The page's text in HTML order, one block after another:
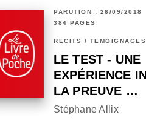
PARUTION : 26/09/2018
384 PAGES
RÉCITS / TÉMOIGNAGES
LE TEST - UNE
EXPÉRIENCE
LA PREUVE …
Stéphane Allix